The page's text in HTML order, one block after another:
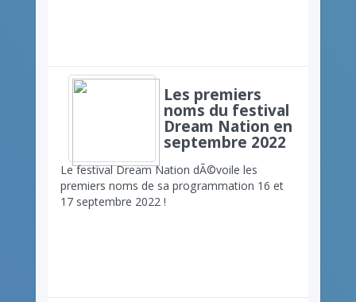
Les premiers
noms du festival
Dream Nation en
septembre 2022
Le festival Dream Nation dÃ©voile les
premiers noms de sa programmation 16 et
17 septembre 2022 !